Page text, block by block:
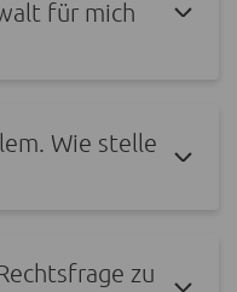
für mich
Wie stelle
zu